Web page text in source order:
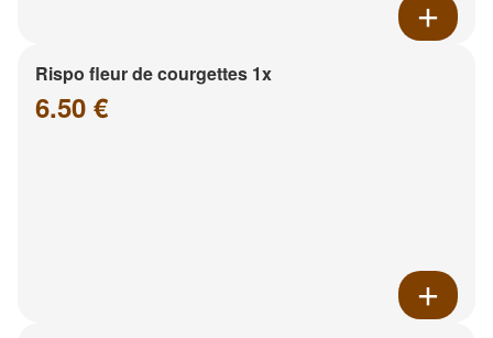
Rispo fleur de courgettes 1x
6.50 €